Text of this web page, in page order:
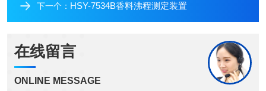
下一个： HSY-7534B香料沸程测定装置
在线留言
ONLINE MESSAGE